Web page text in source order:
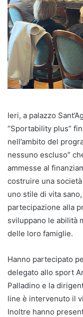
Ieri, a palazzo
“Sportability plus”
nell’ambito del
nessuno escluso”
ammesse al
costruire una
uno stile di vita
partecipazione alla
sviluppano le abilità
delle loro famiglie.
Hanno partecipato
delegato allo sport
Palladino e la
line è intervenuto il
Inoltre hanno